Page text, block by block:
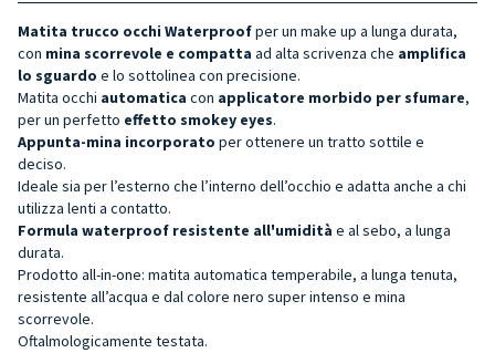
Matita trucco occhi Waterproofper un make up a lunga durata,
con mina scorrevole e compatta ad alta scrivenza che amplifica
lo sguardo e lo sottolinea con precisione.
Matita occhi automatica con applicatore morbido per sfumare,
per un perfetto effetto smokey eyes.
Appunta-mina incorporato per ottenere un tratto sottile e
deciso.
Ideale sia per l’esterno che l’interno dell’occhio e adatta anche a chi
utilizza lenti a contatto.
Formula waterproof resistente all'umidità e al sebo, a lunga
durata.
Prodotto all-in-one: matita automatica temperabile, a lunga tenuta,
resistente all’acqua e dal colore nero super intenso e mina
scorrevole.
Oftalmologicamente testata.